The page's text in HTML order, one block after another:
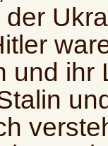
und ihr